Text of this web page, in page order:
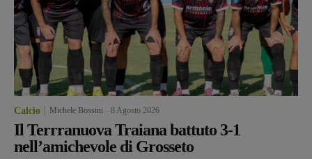
Calcio Michele Bossini 8 Agosto 2026
Il Terrranuova Traiana battuto 3-1
nell’amichevole di Grosseto